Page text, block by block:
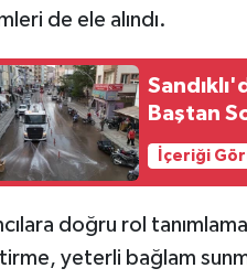
de ele alındı.
Baştan
İçeriği
doğru rol
yeterli bağlam